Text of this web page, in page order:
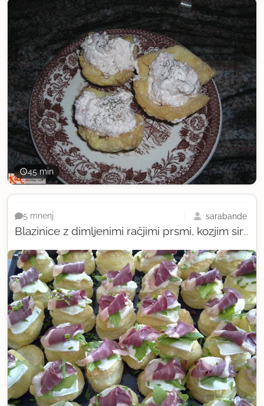
45 min
Blazinice z dimljenimi račjimi prsmi, kozjim sirom in rukolo
5 mnenj sarabande